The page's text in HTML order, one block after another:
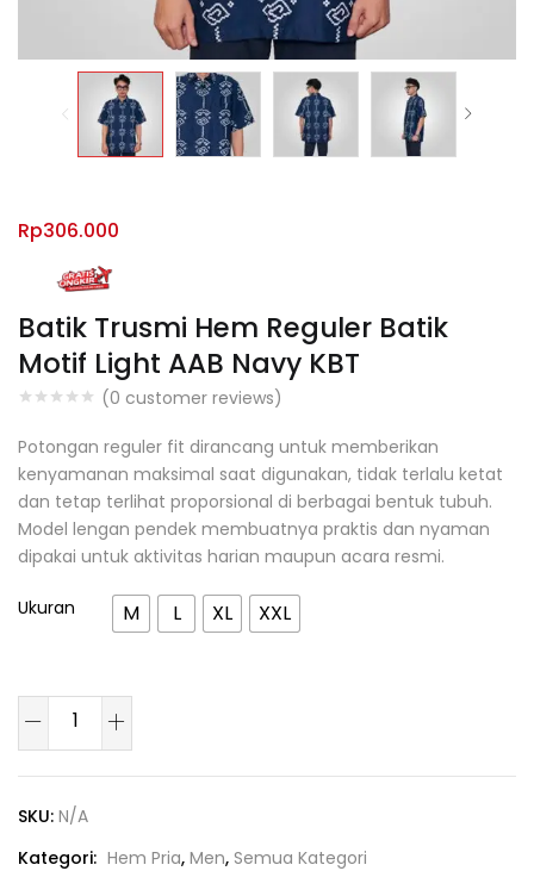
Batik Trusmi Hem Reguler Batik
Motif Light AAB Navy KBT
(0 customer reviews)
Rp306.000
Potongan reguler fit dirancang untuk memberikan
kenyamanan maksimal saat digunakan, tidak terlalu ketat
dan tetap terlihat proporsional di berbagai bentuk tubuh.
Model lengan pendek membuatnya praktis dan nyaman
dipakai untuk aktivitas harian maupun acara resmi.
Ukuran M L XL XXL
SKU: N/A
Kategori: Hem Pria, Men, Semua Kategori